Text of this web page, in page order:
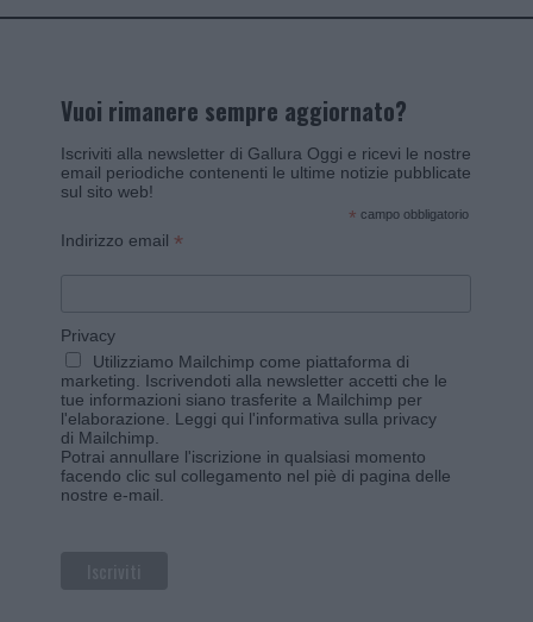
Vuoi rimanere sempre aggiornato?
Iscriviti alla newsletter di Gallura Oggi e ricevi le nostre
email periodiche contenenti le ultime notizie pubblicate
sul sito web!
* campo obbligatorio
Indirizzo email *
Privacy
Utilizziamo Mailchimp come piattaforma di
marketing. Iscrivendoti alla newsletter accetti che le
tue informazioni siano trasferite a Mailchimp per
l'elaborazione. Leggi qui l'informativa sulla privacy
di Mailchimp
Potrai annullare l'iscrizione in qualsiasi momento
facendo clic sul collegamento nel piè di pagina delle
nostre e-mail.